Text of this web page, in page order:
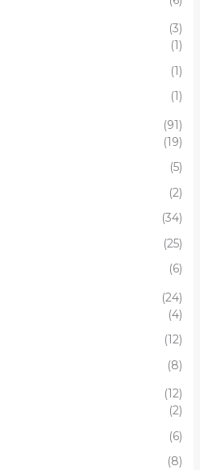
(3)
(1)
(1)
(1)
(91)
(19)
(5)
(2)
(34)
(25)
(6)
(24)
(4)
(12)
(8)
(12)
(2)
(6)
(8)